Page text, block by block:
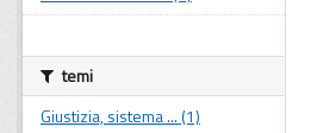
temi
Giustizia, sistema ... (1)